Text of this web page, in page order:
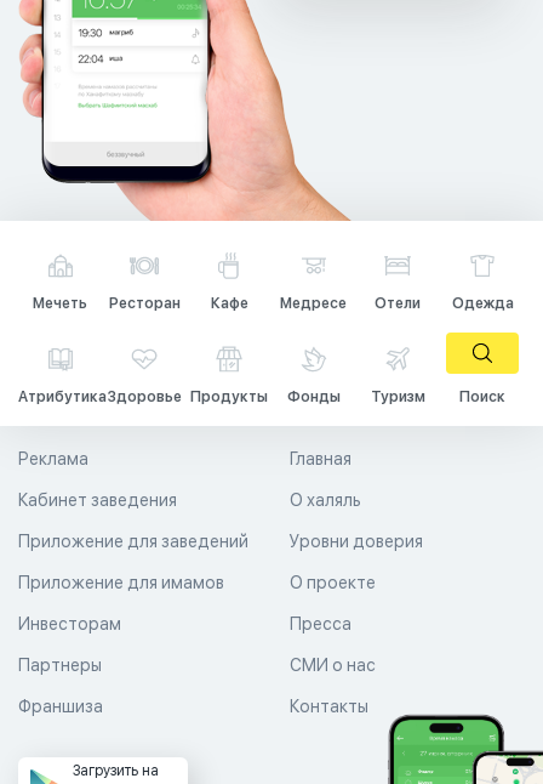
Мечеть Ресторан Кафе Медресе Отели Одежда
АтрибутикаЗдоровье Продукты Фонды Туризм Поиск
Главная
О халяль
Уровни доверия
Реклама
Кабинет заведения
Приложение для заведений
Приложение для имамов О проекте
Пресса
СМИ о нас
Контакты
Инвесторам
Партнеры
Франшиза
Загрузить на